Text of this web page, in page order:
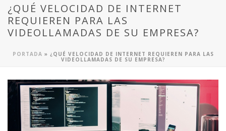
¿QUÉ VELOCIDAD DE INTERNET
REQUIEREN PARA LAS
VIDEOLLAMADAS DE SU EMPRESA?
PORTADA » ¿QUÉ VELOCIDAD DE INTERNET REQUIEREN PARA LAS
VIDEOLLAMADAS DE SU EMPRESA?